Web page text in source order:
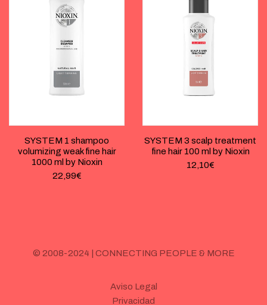
SYSTEM 1 shampoo
volumizing weak fine hair
1000 ml by Nioxin
22,99€
SYSTEM 3 scalp treatment
fine hair 100 ml by Nioxin
12,10€
© 2008-2024 | CONNECTING PEOPLE & MORE
Aviso Legal
Privacidad